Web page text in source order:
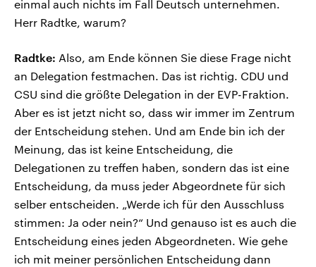
einmal auch nichts im Fall Deutsch unternehmen.
Herr Radtke, warum?
Radtke: Also, am Ende können Sie diese Frage nicht
an Delegation festmachen. Das ist richtig. CDU und
CSU sind die größte Delegation in der EVP-Fraktion.
Aber es ist jetzt nicht so, dass wir immer im Zentrum
der Entscheidung stehen. Und am Ende bin ich der
Meinung, das ist keine Entscheidung, die
Delegationen zu treffen haben, sondern das ist eine
Entscheidung, da muss jeder Abgeordnete für sich
selber entscheiden. „Werde ich für den Ausschluss
stimmen: Ja oder nein?“ Und genauso ist es auch die
Entscheidung eines jeden Abgeordneten. Wie gehe
ich mit meiner persönlichen Entscheidung dann